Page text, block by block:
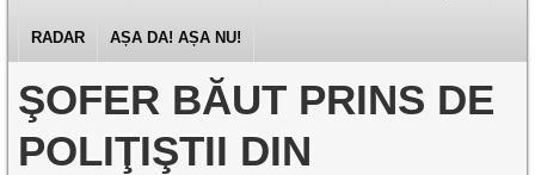
RADAR AȘA DA! AȘA NU!
ŞOFER BĂUT PRINS DE
POLIŢIŞTII DIN